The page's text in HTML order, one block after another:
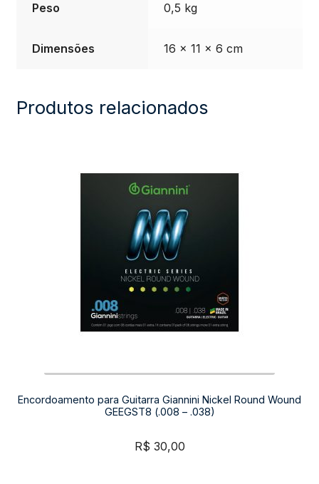
Peso 0,5 kg
Dimensões 16 × 11 × 6 cm
Produtos relacionados
Encordoamento para Guitarra Giannini Nickel Round Wound
GEEGST8 (.008 – .038)
R$ 30,00